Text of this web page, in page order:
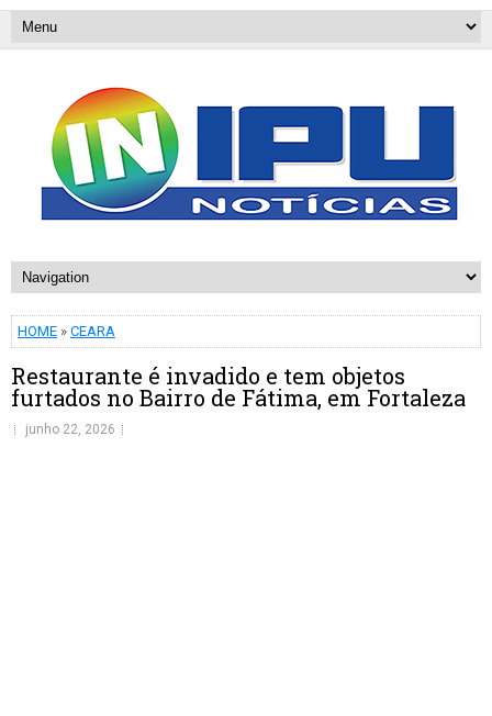
HOME » CEARA
Restaurante é invadido e tem objetos
furtados no Bairro de Fátima, em Fortaleza
junho 22, 2026